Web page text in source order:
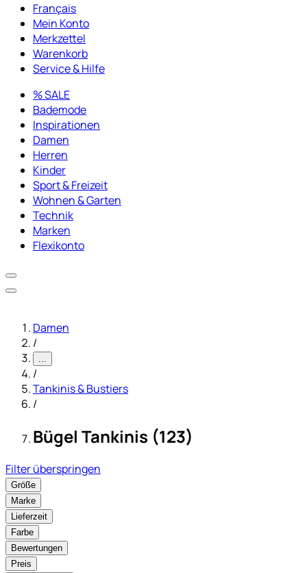
Français
Mein Konto
Merkzettel
Warenkorb
Service & Hilfe
% SALE
Bademode
Inspirationen
Damen
Herren
Kinder
Sport & Freizeit
Wohnen & Garten
Technik
Marken
Flexikonto
Damen
/
...
/
Tankinis & Bustiers
/
Bügel Tankinis (123)
Filter überspringen
Größe
Marke
Lieferzeit
Farbe
Bewertungen
Preis